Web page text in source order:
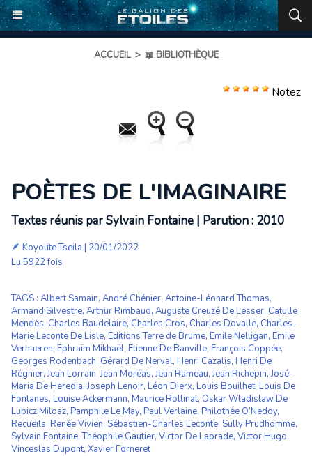
ACCUEIL > 📖 BIBLIOTHÈQUE
Notez
POÈTES DE L'IMAGINAIRE
Textes réunis par Sylvain Fontaine | Parution : 2010
🪶 Koyolite Tseila | 20/01/2022
Lu 5922 fois
TAGS : Albert Samain, André Chénier, Antoine-Léonard Thomas,
Armand Silvestre, Arthur Rimbaud, Auguste Creuzé De Lesser, Catulle
Mendès, Charles Baudelaire, Charles Cros, Charles Dovalle, Charles-
Marie Leconte De Lisle, Editions Terre de Brume, Emile Nelligan, Emile
Verhaeren, Ephraïm Mikhaël, Etienne De Banville, François Coppée,
Georges Rodenbach, Gérard De Nerval, Henri Cazalis, Henri De
Régnier,Jean Lorrain,Jean Moréas,Jean Rameau,Jean Richepin,José-
Maria De Heredia,Joseph Lenoir, Léon Dierx, Louis Bouilhet, Louis De
Fontanes, Louise Ackermann, Maurice Rollinat, Oskar Wladislaw De
Lubicz Milosz, Pamphile Le May, Paul Verlaine, Philothée O’Neddy,
Recueils, Renée Vivien, Sébastien-Charles Leconte, Sully Prudhomme,
Sylvain Fontaine,Théophile Gautier, Victor De Laprade, Victor Hugo,
Vinceslas Dupont, Xavier Forneret